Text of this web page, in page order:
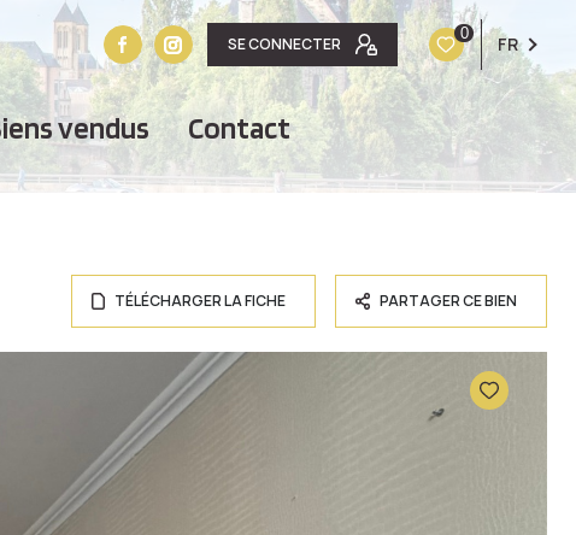
SE CONNECTER
0 FR
biens vendus contact
TÉLÉCHARGER LA FICHE PARTAGER CE BIEN